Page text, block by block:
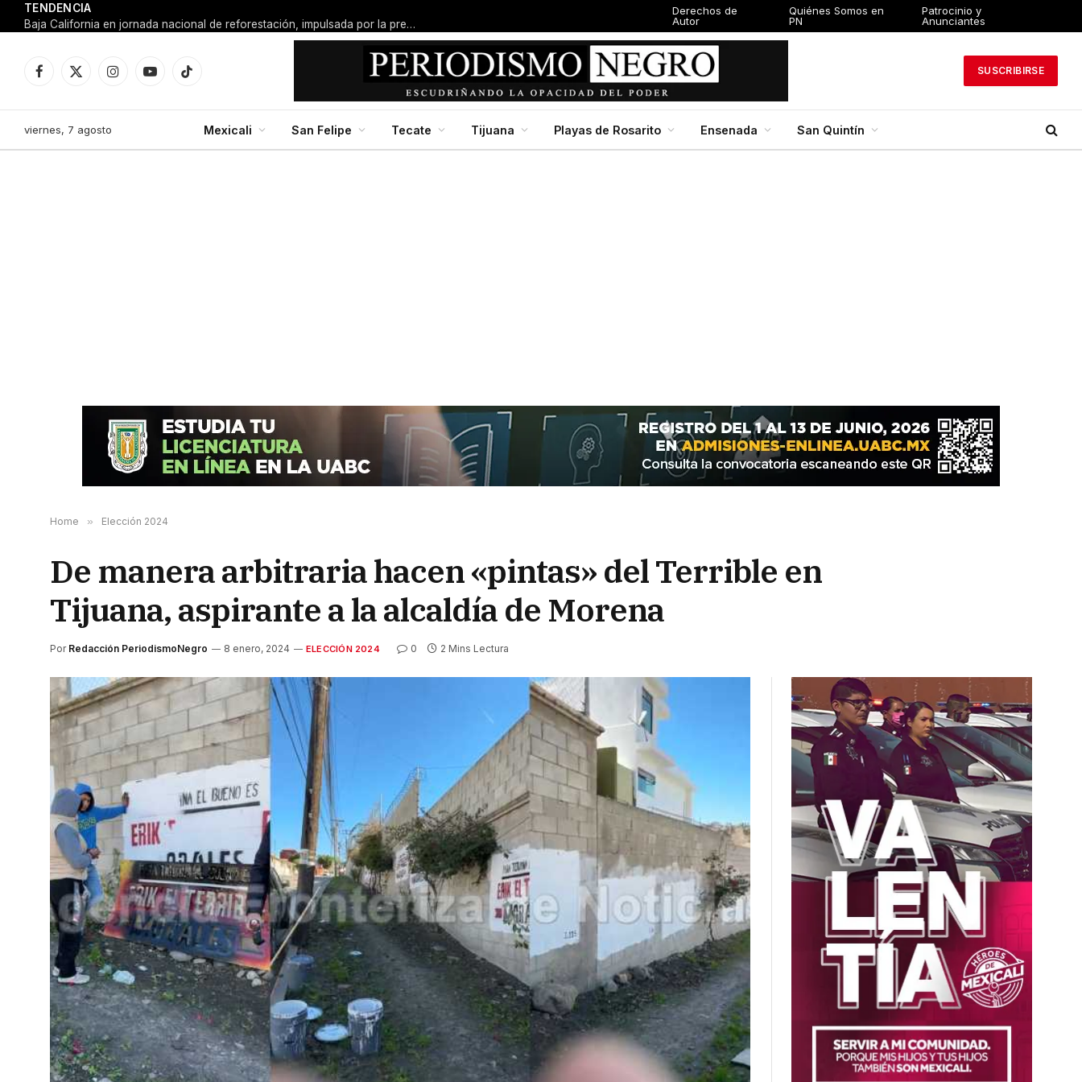
TENDENCIA
Baja California en jornada nacional de reforestación, impulsada por la presidenta Claudia Scheinbaum
Derechos de
Autor
Quiénes Somos en
PN
Patrocinio y
Anunciantes
Facebook
X
InstagramYouTubeTikTok
SUSCRIBIRSE
viernes, 7 agosto Mexicali San Felipe Tecate Tijuana Playas de Rosarito Ensenada San Quintín
Home » Elección 2024
De manera arbitraria hacen «pintas» del Terrible en
Tijuana, aspirante a la alcaldía de Morena
Por Redacción PeriodismoNegro 8 enero, 2024 ELECCIÓN 2024 0 2 Mins Lectura